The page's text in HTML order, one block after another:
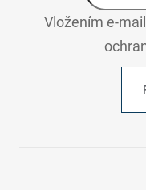
Vložením e-